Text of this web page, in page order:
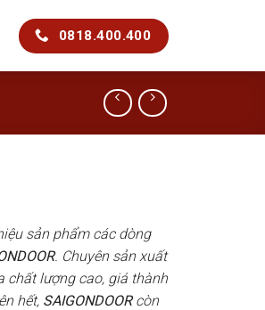
0818.400.400
sản phẩm các dòng
. Chuyên sản xuất
chất lượng cao, giá thành
hết, SAIGONDOORcòn